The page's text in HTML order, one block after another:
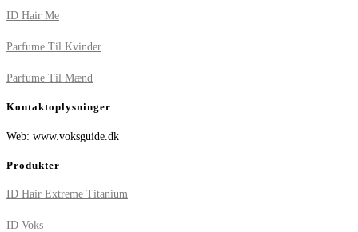
ID Hair Me
Parfume Til Kvinder
Parfume Til Mænd
Kontaktoplysninger
Web: www.voksguide.dk
Produkter
ID Hair Extreme Titanium
ID Voks